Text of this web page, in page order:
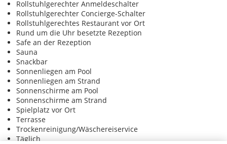
Rollstuhlgerechter Anmeldeschalter
Rollstuhlgerechter Concierge-Schalter
Rollstuhlgerechtes Restaurant vor Ort
Rund um die Uhr besetzte Rezeption
Safe an der Rezeption
Sauna
Snackbar
Sonnenliegen am Pool
Sonnenliegen am Strand
Sonnenschirme am Pool
Sonnenschirme am Strand
Spielplatz vor Ort
Terrasse
Trockenreinigung/Wäschereiservice
Täglich